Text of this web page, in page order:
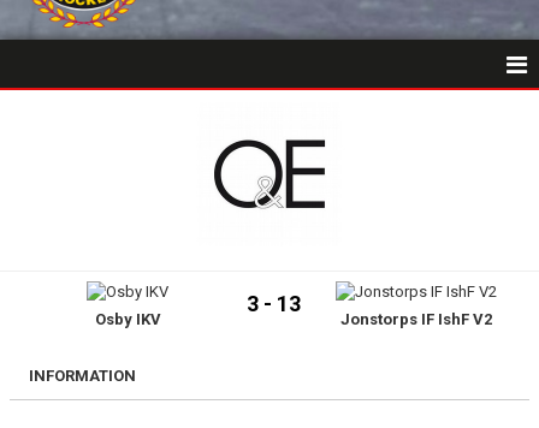
BILDGALLERI
Osby IKV
3 - 13
Jonstorps IF IshF V2
INFORMATION